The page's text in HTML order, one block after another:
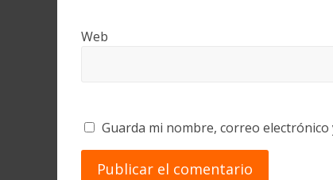
Web
Guarda mi nombre, correo